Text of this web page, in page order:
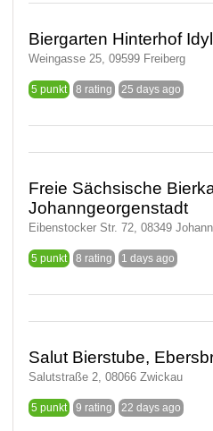
Biergarten Hinterhof
Weingasse 25, 09599 Freiberg
5 punkt 8 rating 25 days ago
Freie Sächsische
Johanngeorgenstadt
Eibenstocker Str. 72, 08349
5 punkt 8 rating 1 days ago
Salut Bierstube,
Salutstraße 2, 08066 Zwickau
5 punkt 9 rating 22 days ago